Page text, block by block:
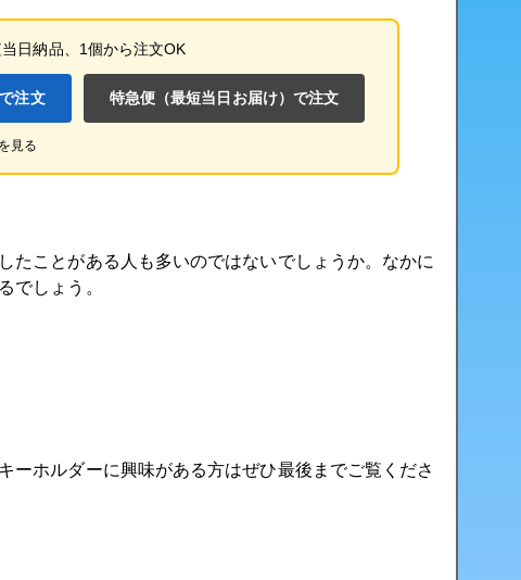
日納品 1個から注文OK
注文 特急便（最短当日お届け）で注文
見る
たことがある人も多いのではないでしょうか。なかに
でしょう。
ーホルダーに興味がある方はぜひ最後までご覧くださ